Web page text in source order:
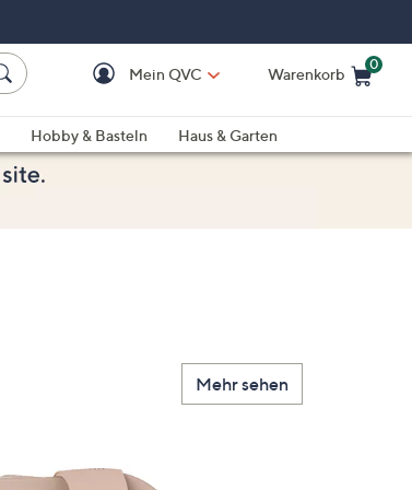
Mein QVC Warenkorb
0
Hobby & Basteln
Haus & Garten
Mehr sehen